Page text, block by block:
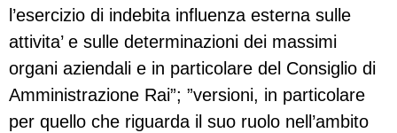
l’esercizio di indebita influenza esterna sulle
attivita’ e sulle determinazioni dei massimi
organi aziendali e in particolare del Consiglio di
Amministrazione Rai”; ”versioni, in particolare
per quello che riguarda il suo ruolo nell’ambito